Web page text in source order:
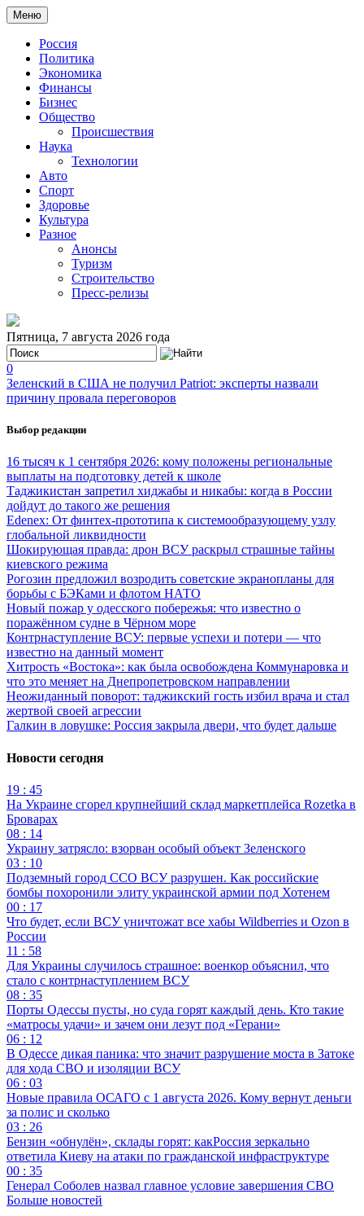
Меню
Россия
Политика
Экономика
Финансы
Бизнес
Общество
Происшествия
Наука
Технологии
Авто
Спорт
Здоровье
Культура
Разное
Анонсы
Туризм
Строительство
Пресс-релизы
Пятница, 7 августа 2026 года
0
Зеленский в США не получил Patriot: эксперты назвали
причину провала переговоров
Выбор редакции
16 тысяч к 1 сентября 2026: кому положены региональные
выплаты на подготовку детей к школе
Таджикистан запретил хиджабы и никабы: когда в России
дойдут до такого же решения
Edenex: От финтех-прототипа к системообразующему узлу
глобальной ликвидности
Шокирующая правда: дрон ВСУ раскрыл страшные тайны
киевского режима
Рогозин предложил возродить советские экранопланы для
борьбы с БЭКами и флотом НАТО
Новый пожар у одесского побережья: что известно о
поражённом судне в Чёрном море
Контрнаступление ВСУ: первые успехи и потери — что
известно на данный момент
Хитрость «Востока»: как была освобождена Коммунаровка и
что это меняет на Днепропетровском направлении
Неожиданный поворот: таджикский гость избил врача и стал
жертвой своей агрессии
Галкин в ловушке: Россия закрыла двери, что будет дальше
Новости сегодня
19 : 45
На Украине сгорел крупнейший склад маркетплейса Rozetka в
Броварах
08 : 14
Украину затрясло: взорван особый объект Зеленского
03 : 10
Подземный город ССО ВСУ разрушен. Как российские
бомбы похоронили элиту украинской армии под Хотенем
00 : 17
Что будет, если ВСУ уничтожат все хабы Wildberries и Ozon в
России
11 : 58
Для Украины случилось страшное: военкор объяснил, что
стало с контрнаступлением ВСУ
08 : 35
Порты Одессы пусты, но суда горят каждый день. Кто такие
«матросы удачи» и зачем они лезут под «Герани»
06 : 12
В Одессе дикая паника: что значит разрушение моста в Затоке
для хода СВО и изоляции ВСУ
06 : 03
Новые правила ОСАГО с 1 августа 2026. Кому вернут деньги
за полис и сколько
03 : 26
Бензин «обнулён», склады горят: какРоссия зеркально
ответила Киеву на атаки по гражданской инфраструктуре
00 : 35
Генерал Соболев назвал главное условие завершения СВО
Больше новостей